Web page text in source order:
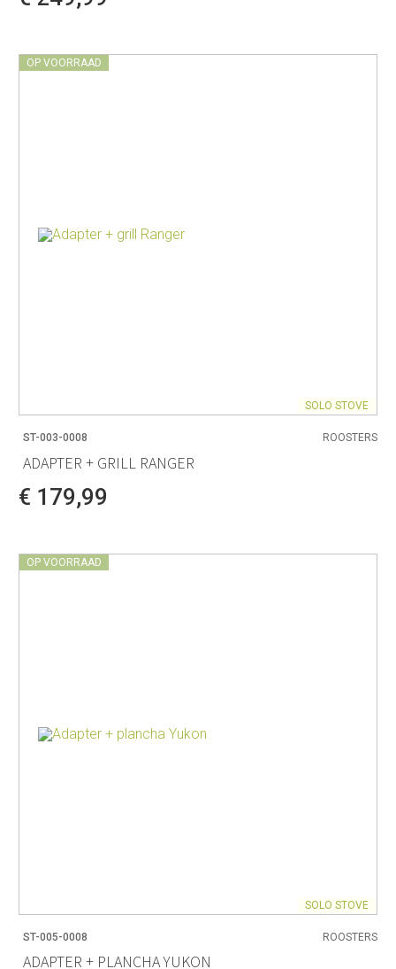
OP VOORRAAD
SOLO STOVE
ST-003-0008 ROOSTERS
ADAPTER + GRILL RANGER
€ 179,99
OP VOORRAAD
SOLO STOVE
ST-005-0008 ROOSTERS
ADAPTER + PLANCHA YUKON